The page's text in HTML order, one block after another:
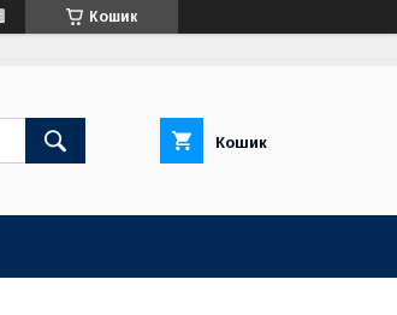
Кошик
Кошик